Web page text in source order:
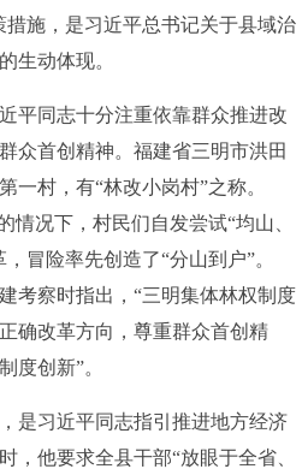
施，是习近平总书记关于县域治
生动体现。
同志十分注重依靠群众推进改
众首创精神。福建省三明市洪田
一村，有“林改小岗村”之称。
情况下，村民们自发尝试“均山、
冒险率先创造了“分山到户”。
考察时指出，“三明集体林权制度
确改革方向，尊重群众首创精
度创新”。
习近平同志指引推进地方经济
，他要求全县干部“放眼于全省、